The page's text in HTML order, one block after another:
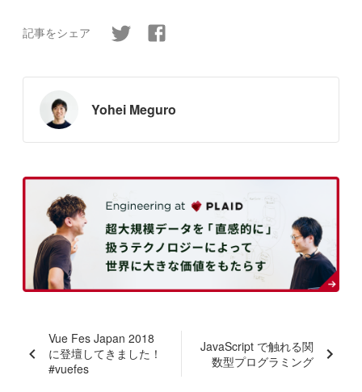
記事をシェア
Yohei Meguro
Vue Fes Japan 2018
に登壇してきました！
#vuefes
JavaScript で触れる関
数型プログラミング